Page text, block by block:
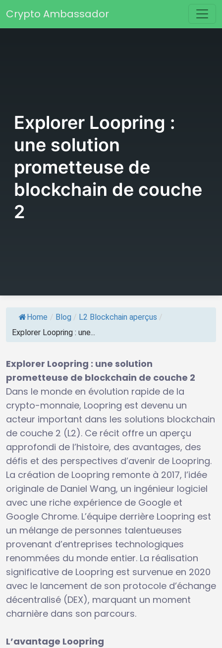
Navigation principale
Crypto Ambassador
Explorer Loopring :
une solution
prometteuse de
blockchain de couche
2
Home / Blog / L2 Blockchain aperçus /
Explorer Loopring : une...
Explorer Loopring : une solution
prometteuse de blockchain de couche 2
Dans le monde en évolution rapide de la
crypto-monnaie, Loopring est devenu un
acteur important dans les solutions blockchain
de couche 2 (L2). Ce récit offre un aperçu
approfondi de l’histoire, des avantages, des
défis et des perspectives d’avenir de Loopring.
La création de Loopring remonte à 2017, l’idée
originale de Daniel Wang, un ingénieur logiciel
avec une riche expérience de Google et
Google Chrome. L’équipe derrière Loopring est
un mélange de personnes talentueuses
provenant d’entreprises technologiques
renommées du monde entier. La réalisation
significative de Loopring est survenue en 2020
avec le lancement de son protocole d’échange
décentralisé (DEX), marquant un moment
charnière dans son parcours.
L’avantage Loopring